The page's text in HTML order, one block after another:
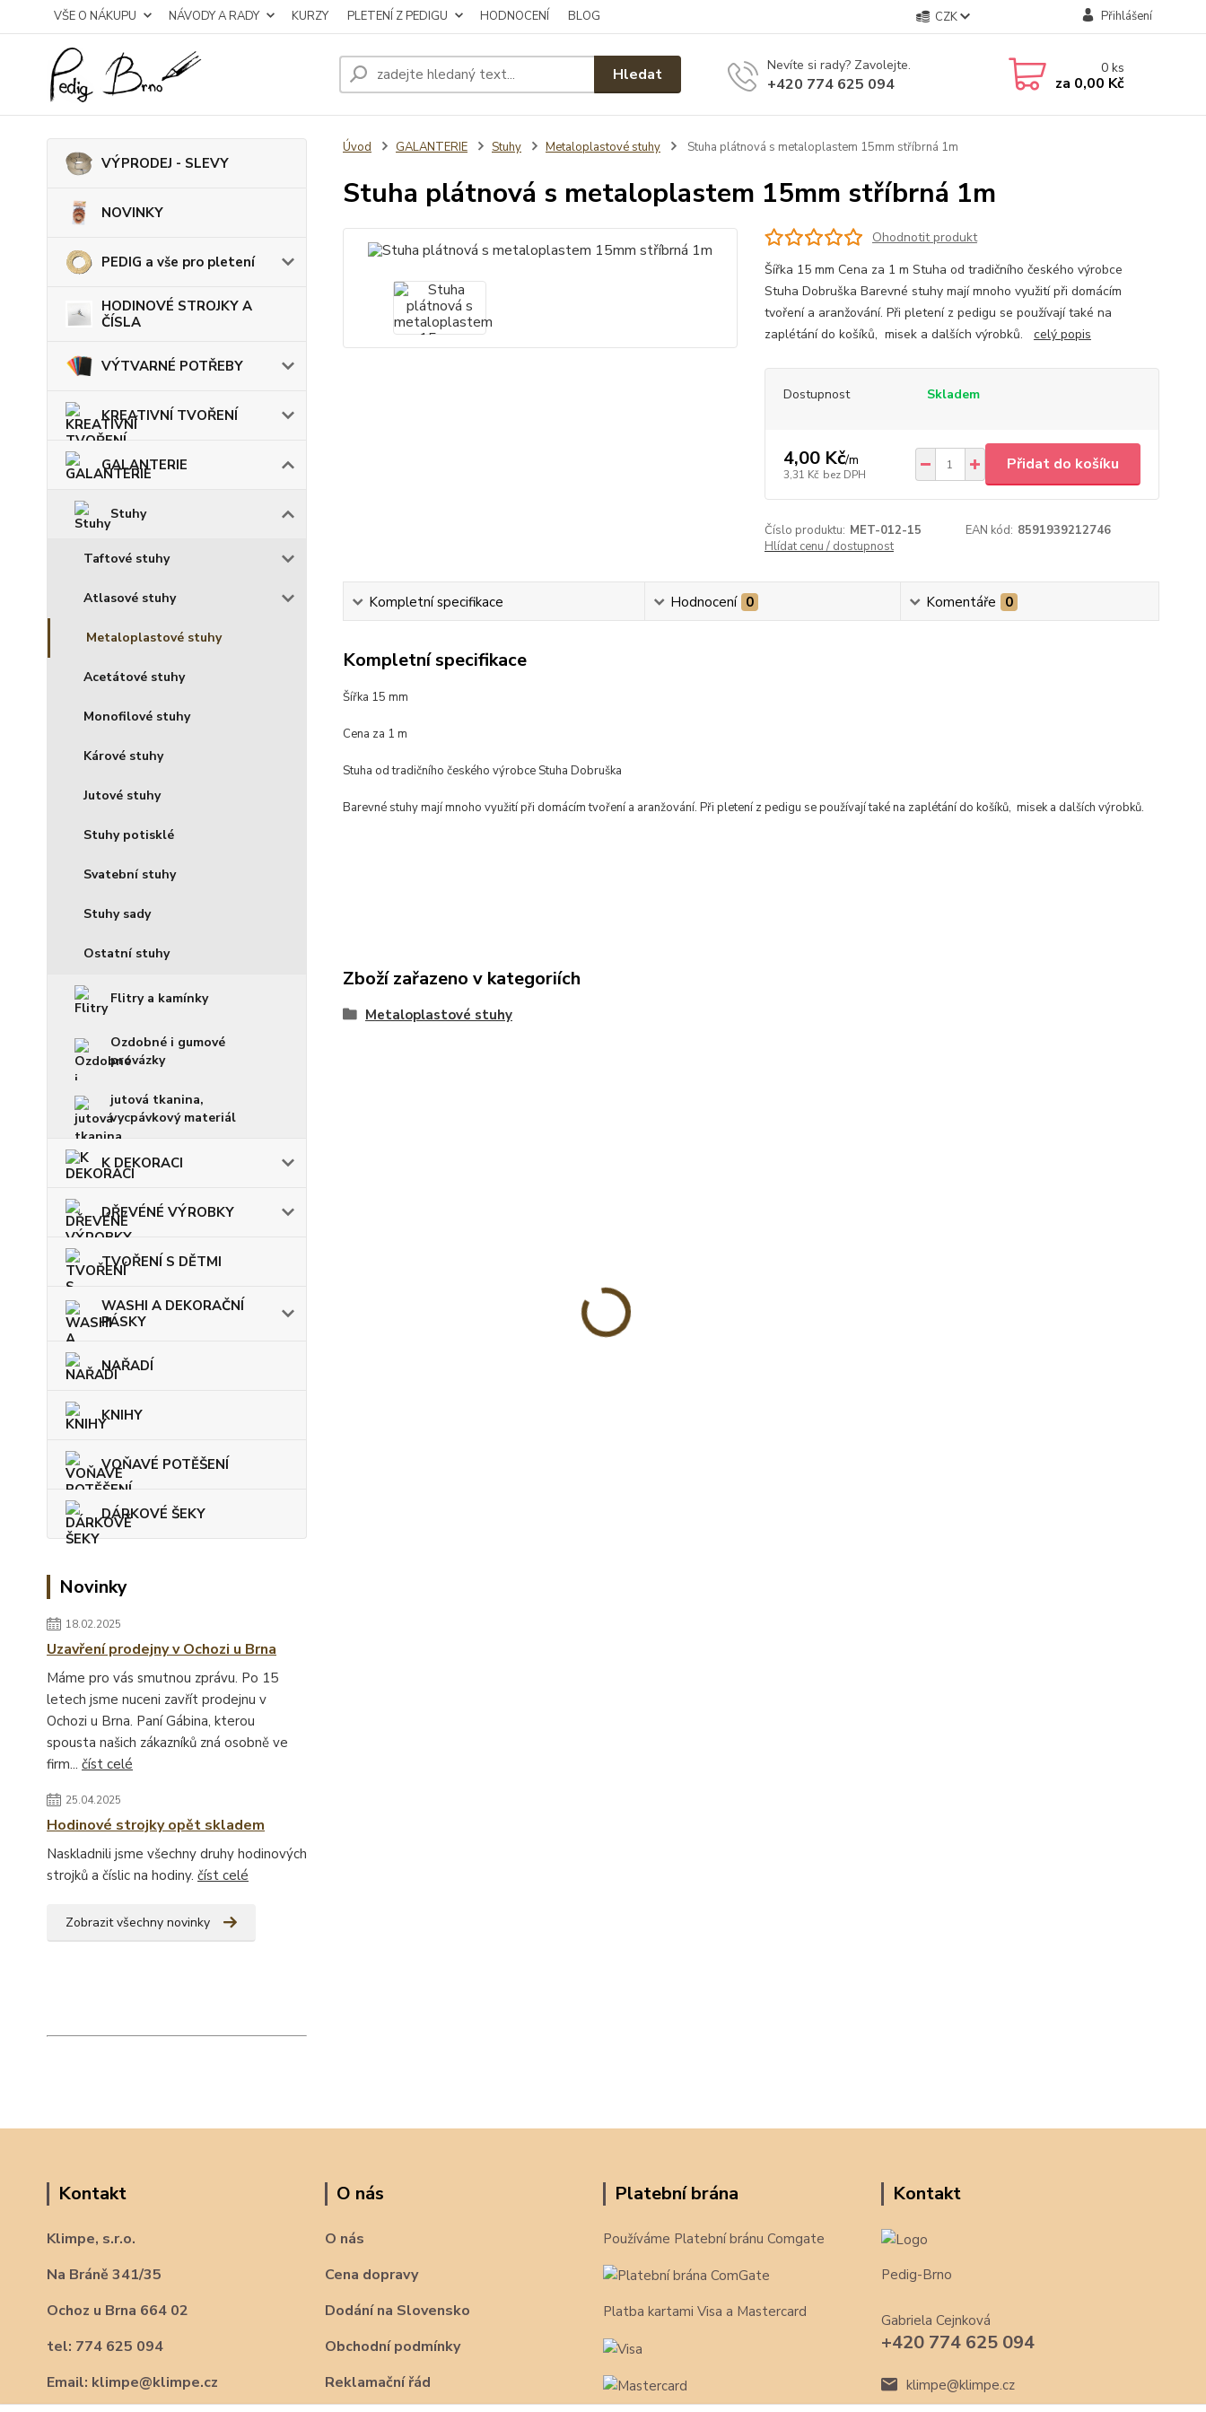
VŠE O NÁKUPU NÁVODY A RADY KURZY PLETENÍ Z PEDIGU HODNOCENÍ BLOG CZK Přihlášení
Hledat Nevíte si rady? Zavolejte.
+420 774 625 094
0ks
za 0,00 Kč
VÝPRODEJ - SLEVY
NOVINKY
PEDIG a vše pro pletení
HODINOVÉ STROJKY A
ČÍSLA
VÝTVARNÉ POTŘEBY
KREATIVNÍ TVOŘENÍ
GALANTERIE
Stuhy
Taftové stuhy
Atlasové stuhy
Metaloplastové stuhy
Acetátové stuhy
Monofilové stuhy
Kárové stuhy
Jutové stuhy
Stuhy potisklé
Svatební stuhy
Stuhy sady
Ostatní stuhy
Flitry a kamínky
Ozdobné i gumové
provázky
jutová tkanina,
vycpávkový materiál
K DEKORACI
DŘEVÉNÉ VÝROBKY
TVOŘENÍ S DĚTMI
WASHI A DEKORAČNÍ
PÁSKY
NAŘADÍ
KNIHY
VOŇAVÉ POTĚŠENÍ
DÁRKOVÉ ŠEKY
Novinky
18.02.2025
Uzavření prodejny v Ochozi u Brna
Máme pro vás smutnou zprávu. Po 15
letech jsme nuceni zavřít prodejnu v
Ochozi u Brna. Paní Gábina, kterou
spousta našich zákazníků zná osobně ve
firm... číst celé
25.04.2025
Hodinové strojky opět skladem
Naskladnili jsme všechny druhy hodinových
strojků a číslic na hodiny. číst celé
Zobrazit všechny novinky
Úvod GALANTERIE Stuhy Metaloplastové stuhy Stuha plátnová s metaloplastem 15mm stříbrná 1m
Stuha plátnová s metaloplastem 15mm stříbrná 1m
Ohodnotit produkt
Šířka 15 mm Cena za 1 m Stuha od tradičního českého výrobce
Stuha Dobruška Barevné stuhy mají mnoho využití při domácím
tvoření a aranžování. Při pletení z pedigu se používají také na
zaplétání do košíků, misek a dalších výrobků. celý popis
Dostupnost Skladem
4,00 Kč/m
3,31 Kč bez DPH
Přidat do košíku
Číslo produktu: MET-012-15 EAN kód: 8591939212746
Hlídat cenu / dostupnost
Kompletní specifikace Hodnocení 0 Komentáře 0
Kompletní specifikace
Šířka 15 mm
Cena za 1 m
Stuha od tradičního českého výrobce Stuha Dobruška
Barevné stuhy mají mnoho využití při domácím tvoření a aranžování. Při pletení z pedigu se používají také na zaplétání do košíků, misek a dalších výrobků.
Zboží zařazeno v kategoriích
Metaloplastové stuhy
Kontakt
Klimpe, s.r.o.
Na Bráně 341/35
Ochoz u Brna 664 02
tel: 774 625 094
Email: klimpe@klimpe.cz
O nás
O nás
Cena dopravy
Dodání na Slovensko
Obchodní podmínky
Reklamační řád
Platební brána
Používáme Platební bránu Comgate
Platba kartami Visa a Mastercard
Kontakt
Pedig-Brno
Gabriela Cejnková
+420 774 625 094
klimpe@klimpe.cz